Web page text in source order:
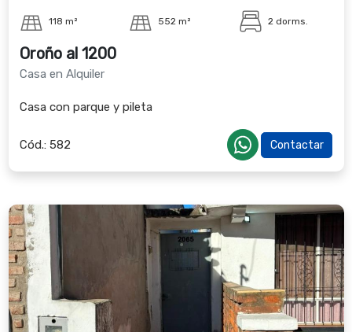
118 m² 552 m² 2 dorms.
Oroño al 1200
Casa en Alquiler
Casa con parque y pileta
Cód.: 582 Contactar